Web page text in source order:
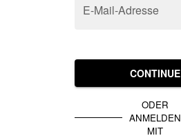
E-Mail-Adresse
CONTINUE
ODER
ANMELDEN
MIT